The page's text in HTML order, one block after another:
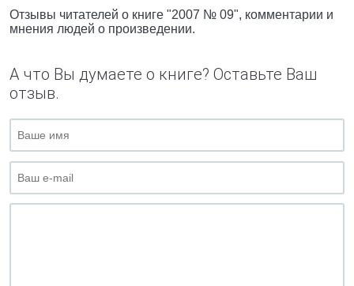
Отзывы читателей о книге "2007 № 09", комментарии и
мнения людей о произведении.
А что Вы думаете о книге? Оставьте Ваш
отзыв.